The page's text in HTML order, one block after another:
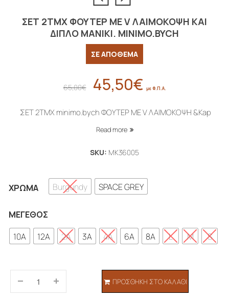
ΣΕΤ 2ΤΜΧ ΦΟΥΤΕΡ ΜΕ V ΛΑΙΜΟΚΟΨΗ ΚΑΙ
ΔΙΠΛΟ ΜΑΝΙΚΙ. MINIMO.BYCH
ΣΕ ΑΠΟΘΕΜΑ
65,00€
Original
was:
45,50€
τιμή
με Φ.Π.Α.
ΣΕΤ 2ΤΜΧ minimo.bych ΦΟΥΤΕΡ ΜΕ V ΛΑΙΜΟΚΟΨΗ &Kap
Read more
SKU: MK36005
ΧΡΏΜΑ Burgundy SPACE GREY
ΜΈΓΕΘΟΣ
10A
12A 2A 3A 4A 6A 8A L M S
ΠΡΟΣΘΉΚΗ ΣΤΟ ΚΑΛΆΘΙ